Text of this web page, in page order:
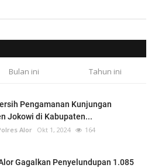
Bulan ini Tahun ini
Pengamanan Kunjungan
Jokowi di Kabupaten...
Alor Okt 1, 2024 164
Gagalkan Penyelundupan 1.085